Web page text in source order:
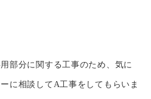
部分に関する工事のため、気に
に相談してA工事をしてもらいま